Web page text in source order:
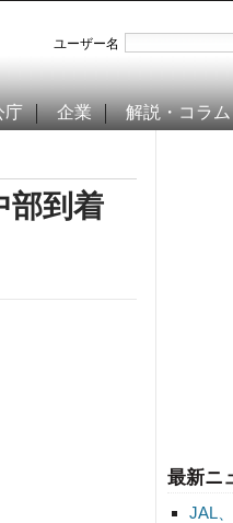
ユーザー名
庁 企業 解説・コラム
最新ニ
JAL
部到着